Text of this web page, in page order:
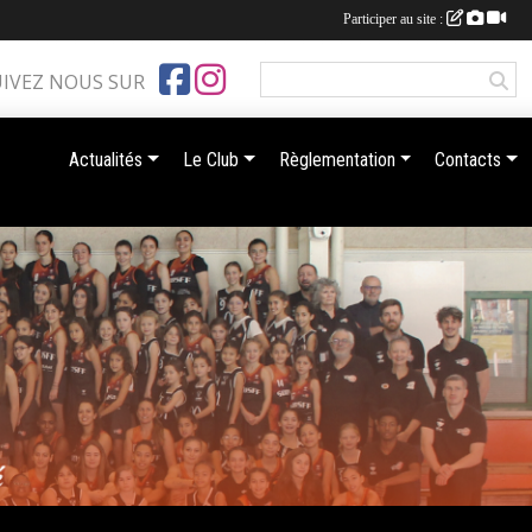
NOUS SUR
Actualités Le Club Règlementation Contacts
Participer au site :